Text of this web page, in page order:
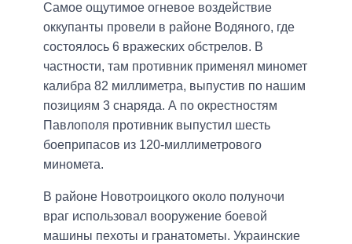
Самое ощутимое огневое воздействие
оккупанты провели в районе Водяного, где
состоялось 6 вражеских обстрелов. В
частности, там противник применял миномет
калибра 82 миллиметра, выпустив по нашим
позициям 3 снаряда. А по окрестностям
Павлополя противник выпустил шесть
боеприпасов из 120-миллиметрового
миномета.
В районе Новотроицкого около полуночи
враг использовал вооружение боевой
машины пехоты и гранатометы. Украинские